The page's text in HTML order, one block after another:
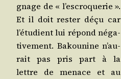
gnage de « l’es­cro­que­rie ».
Et il doit res­ter déçu car
l’é­tu­dient lui répond néga­
ti­ve­ment. Bakou­nine n’au­
rait pas pris part à la
lettre de menace et au